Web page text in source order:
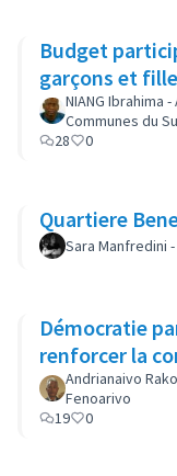
Budget
garçons et
NIANG Ibrahima
Communes du
28
0
Quartiere
Sara Manfredini
Démocratie
renforcer la
Andrianaivo
Fenoarivo
19
0